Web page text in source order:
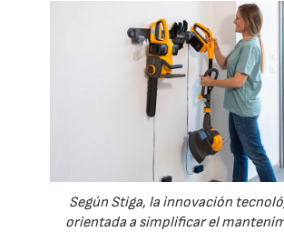
Según Stiga, la innovación
orientada a simplificar el